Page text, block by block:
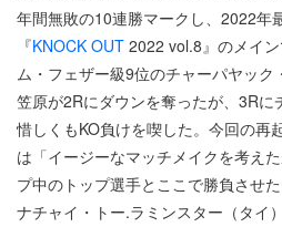
年間無敗の10連勝マークし、2022年
『KNOCK OUT 2022 vol.8』のメイ
ム・フェザー級9位のチャーパヤッ
笠原が2Rにダウンを奪ったが、3R
惜しくもKO負けを喫した。今回の再
は「イージーなマッチメイクを考え
プ中のトップ選手とここで勝負させ
ナチャイ・トー.ラミンスター（タイ